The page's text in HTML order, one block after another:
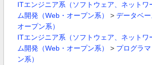
ITエンジニア系（ソフトウェア、ネットワ
ム開発（Web・オープン系）
> データベー
オープン系）
ITエンジニア系（ソフトウェア、ネットワ
ム開発（Web・オープン系）
> プログラ
ン系）